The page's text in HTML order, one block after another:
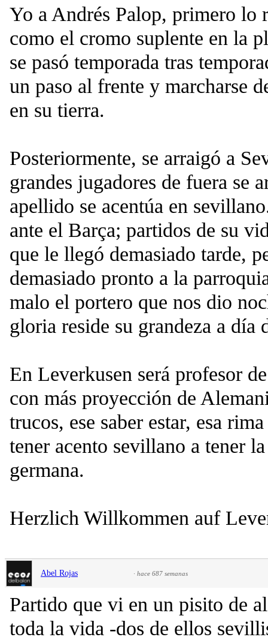
Yo a Andrés Palop, primero lo
como el cromo suplente en la
se pasó temporada tras
un paso al frente y marcharse
en su tierra.
Posteriormente, se arraigó a
grandes jugadores de fuera se
apellido se acentúa en
ante el Barça; partidos de su
que le llegó demasiado tarde,
demasiado pronto a la
malo el portero que nos dio
gloria reside su grandeza a día
En Leverkusen será profesor
con más proyección de
trucos, ese saber estar, esa
tener acento sevillano a tener
germana.
Herzlich Willkommen auf
Abel Rojas · hace 687 semanas
Partido que vi en un pisito de
toda la vida -dos de ellos